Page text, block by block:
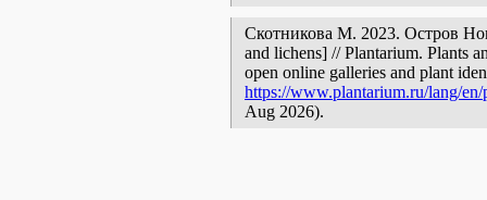
Скотникова М. 2023. Остров
and lichens] // Plantarium. Plants
open online galleries and plant
https://www.plantarium.ru/lang/
Aug 2026).